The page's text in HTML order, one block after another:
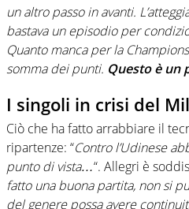
un altro passo in avanti.
bastava un episodio per
Quanto manca per la
somma dei punti. Questo è un
I singoli in crisi del
Ciò che ha fatto arrabbiare il
ripartenze: “Contro l’Udinese
punto di vista…“. Allegri è
fatto una buona partita, non si
del genere possa avere